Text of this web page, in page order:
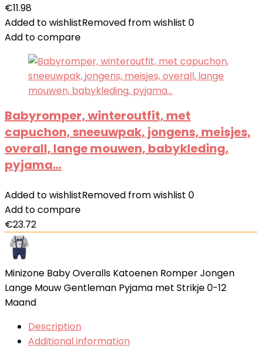
€11.98
Added to wishlistRemoved from wishlist 0
Add to compare
Babyromper, winteroutfit, met
capuchon, sneeuwpak, jongens, meisjes,
overall, lange mouwen, babykleding,
pyjama…
Added to wishlistRemoved from wishlist 0
Add to compare
€23.72
Minizone Baby Overalls Katoenen Romper Jongen
Lange Mouw Gentleman Pyjama met Strikje 0-12
Maand
Description
Additional information